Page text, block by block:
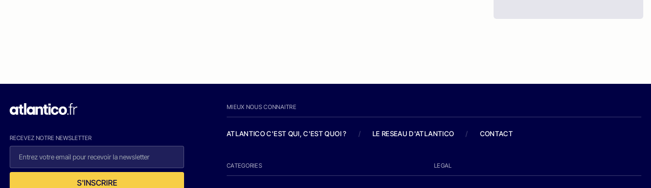
RECEVEZ NOTRE NEWSLETTER
S'INSCRIRE
MIEUX NOUS CONNAITRE
ATLANTICO C'EST QUI, C'EST QUOI ? / LE RESEAU D'ATLANTICO / CONTACT
CATEGORIES LEGAL